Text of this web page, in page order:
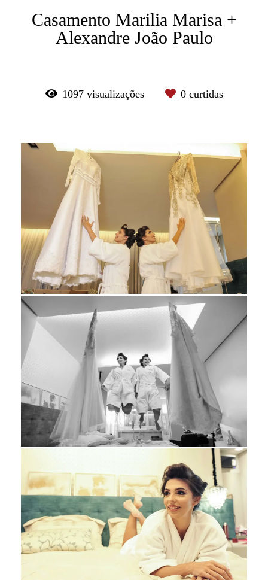
Casamento Marilia Marisa +
Alexandre João Paulo
1097visualizações 0curtidas